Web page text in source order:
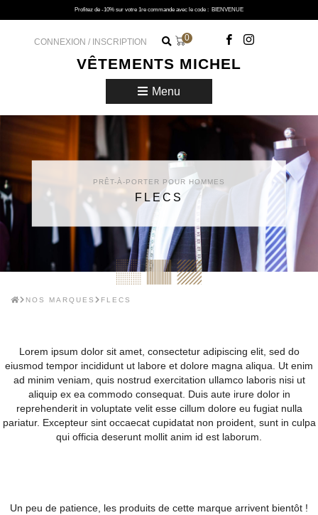
Profitez de -10% sur votre 1re commande avec le code : BIENVENUE
VÊTEMENTS MICHEL
CONNEXION / INSCRIPTION 0
Menu
PRÊT-À-PORTER POUR HOMMES
FLECS
NOS MARQUES FLECS
Lorem ipsum dolor sit amet, consectetur adipiscing elit, sed do
eiusmod tempor incididunt ut labore et dolore magna aliqua. Ut enim
ad minim veniam, quis nostrud exercitation ullamco laboris nisi ut
aliquip ex ea commodo consequat. Duis aute irure dolor in
reprehenderit in voluptate velit esse cillum dolore eu fugiat nulla
pariatur. Excepteur sint occaecat cupidatat non proident, sunt in culpa
qui officia deserunt mollit anim id est laborum.
Un peu de patience, les produits de cette marque arrivent bientôt !